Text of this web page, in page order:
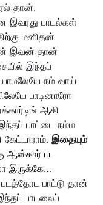
தான்.
இவரது பாடல்கள்
மனிதன்
இவன் தான்
இந்தப்
நம் வாய்
பாடினாரோ
ஆகி
பாட்டை நம்ம
இதையும்
ஆஸ்கார் பட
இருக்கே…
பாட்டு தான்
பாடலைப்